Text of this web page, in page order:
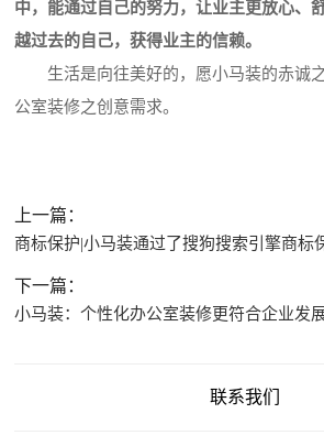
中，能通过自己的努力，让业主更放心、
越过去的自己，获得业主的信赖。
生活是向往美好的，愿小马装的赤诚
公室装修之创意需求。 ​​​​
上一篇：
商标保护|小马装通过了搜狗搜索引擎商标
下一篇：
小马装：个性化办公室装修更符合企业发
联系我们